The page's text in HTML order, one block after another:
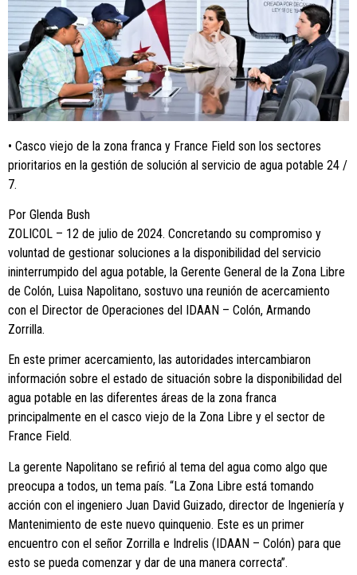
• Casco viejo de la zona franca y France Field son los sectores
prioritarios en la gestión de solución al servicio de agua potable 24 /
7.
Por Glenda Bush
ZOLICOL – 12 de julio de 2024. Concretando su compromiso y
voluntad de gestionar soluciones a la disponibilidad del servicio
ininterrumpido del agua potable, la Gerente General de la Zona Libre
de Colón, Luisa Napolitano, sostuvo una reunión de acercamiento
con el Director de Operaciones del IDAAN – Colón, Armando
Zorrilla.
En este primer acercamiento, las autoridades intercambiaron
información sobre el estado de situación sobre la disponibilidad del
agua potable en las diferentes áreas de la zona franca
principalmente en el casco viejo de la Zona Libre y el sector de
France Field.
La gerente Napolitano se refirió al tema del agua como algo que
preocupa a todos, un tema país. “La Zona Libre está tomando
acción con el ingeniero Juan David Guizado, director de Ingeniería y
Mantenimiento de este nuevo quinquenio. Este es un primer
encuentro con el señor Zorrilla e Indrelis (IDAAN – Colón) para que
esto se pueda comenzar y dar de una manera correcta”.